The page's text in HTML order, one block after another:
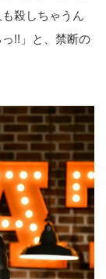
殺しちゃうん
!!」と、禁断の